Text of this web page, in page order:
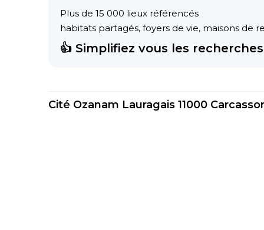
Plus de 15 000 lieux référencés
habitats partagés, foyers de vie, maisons de
👍 Simplifiez vous les
Cité Ozanam Lauragais 11000